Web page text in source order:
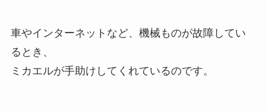
車やインターネットなど、機械ものが故障してい
るとき、
ミカエルが手助けしてくれているのです。